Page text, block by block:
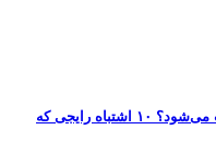
چرا باتری خودرو زودتر از موعد خراب می‌شود؟ ۱۰ اشتباه رایجی که